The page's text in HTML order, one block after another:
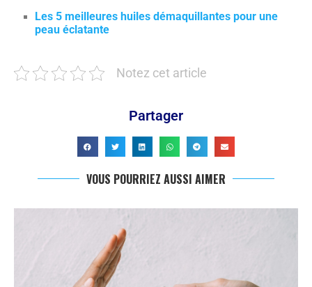
Les 5 meilleures huiles démaquillantes pour une
peau éclatante
Notez cet article
Partager
VOUS POURRIEZ AUSSI AIMER